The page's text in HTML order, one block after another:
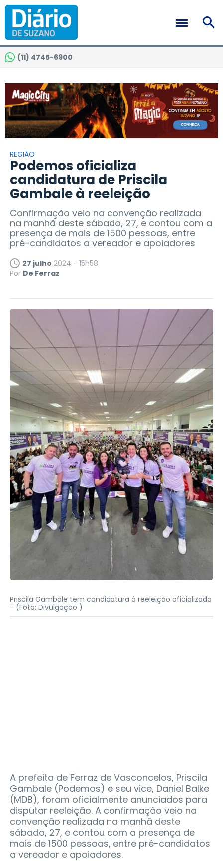
(11) 4745-6900
REGIÃO
Podemos oficializa
candidatura de Priscila
Gambale à reeleição
Confirmação veio na convenção realizada
na manhã deste sábado, 27, e contou com a
presença de mais de 1500 pessoas, entre
pré-candidatos a vereador e apoiadores
27 julho 2024 - 15h58
Por De Ferraz
Priscila Gambale tem candidatura à reeleição oficializada
- (Foto: Divulgação )
A prefeita de Ferraz de Vasconcelos, Priscila
Gambale (Podemos) e seu vice, Daniel Balke
(MDB), foram oficialmente anunciados para
disputar reeleição. A confirmação veio na
convenção realizada na manhã deste
sábado, 27, e contou com a presença de
mais de 1500 pessoas, entre pré-candidatos
a vereador e apoiadores.